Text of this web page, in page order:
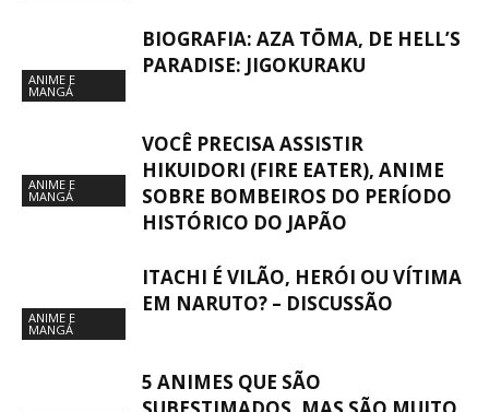
ANIME E
MANGÁ
BIOGRAFIA: AZA TŌMA, DE HELL’S
PARADISE: JIGOKURAKU
ANIME E
MANGÁ
VOCÊ PRECISA ASSISTIR
HIKUIDORI (FIRE EATER), ANIME
SOBRE BOMBEIROS DO PERÍODO
HISTÓRICO DO JAPÃO
ANIME E
MANGÁ
ITACHI É VILÃO, HERÓI OU VÍTIMA
EM NARUTO? – DISCUSSÃO
5 ANIMES QUE SÃO